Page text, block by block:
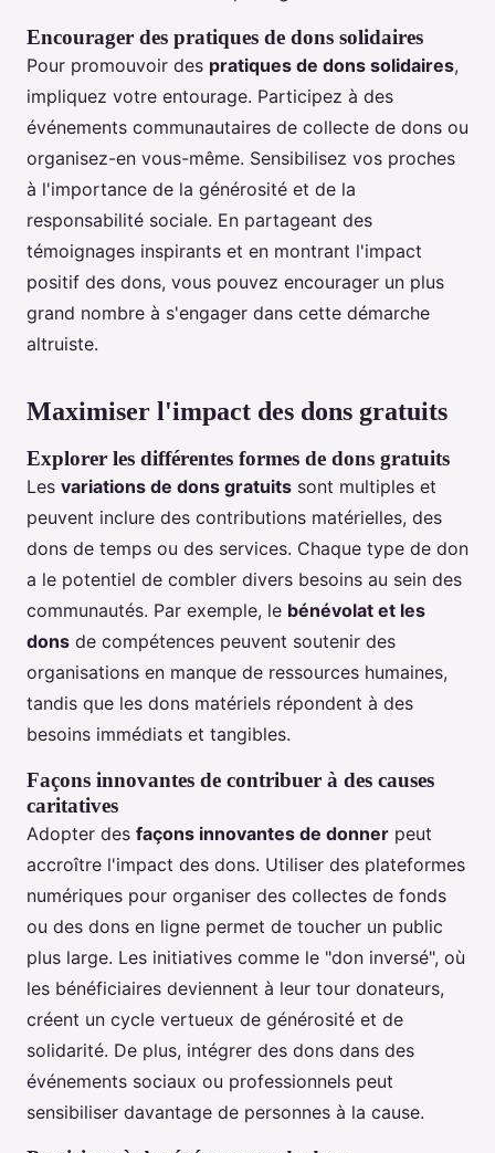
Encourager des pratiques de dons solidaires
Pour promouvoir des pratiques de dons solidaires,
impliquez votre entourage. Participez à des
événements communautaires de collecte de dons ou
organisez-en vous-même. Sensibilisez vos proches
à l'importance de la générosité et de la
responsabilité sociale. En partageant des
témoignages inspirants et en montrant l'impact
positif des dons, vous pouvez encourager un plus
grand nombre à s'engager dans cette démarche
altruiste.
Maximiser l'impact des dons gratuits
Explorer les différentes formes de dons gratuits
Les variations de dons gratuits sont multiples et
peuvent inclure des contributions matérielles, des
dons de temps ou des services. Chaque type de don
a le potentiel de combler divers besoins au sein des
communautés. Par exemple, le bénévolat et les
dons de compétences peuvent soutenir des
organisations en manque de ressources humaines,
tandis que les dons matériels répondent à des
besoins immédiats et tangibles.
Façons innovantes de contribuer à des causes
caritatives
Adopter des façons innovantes de donner peut
accroître l'impact des dons. Utiliser des plateformes
numériques pour organiser des collectes de fonds
ou des dons en ligne permet de toucher un public
plus large. Les initiatives comme le "don inversé", où
les bénéficiaires deviennent à leur tour donateurs,
créent un cycle vertueux de générosité et de
solidarité. De plus, intégrer des dons dans des
événements sociaux ou professionnels peut
sensibiliser davantage de personnes à la cause.